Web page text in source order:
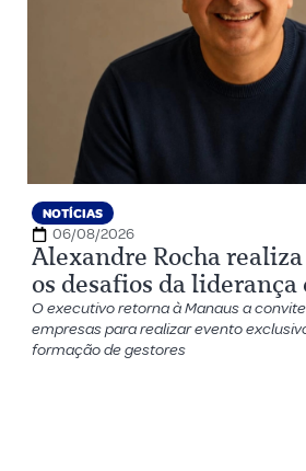
NOTÍCIAS
06/08/2026
Alexandre Rocha
os desafios da
O executivo retorna à Manaus a
empresas para realizar evento
formação de gestores